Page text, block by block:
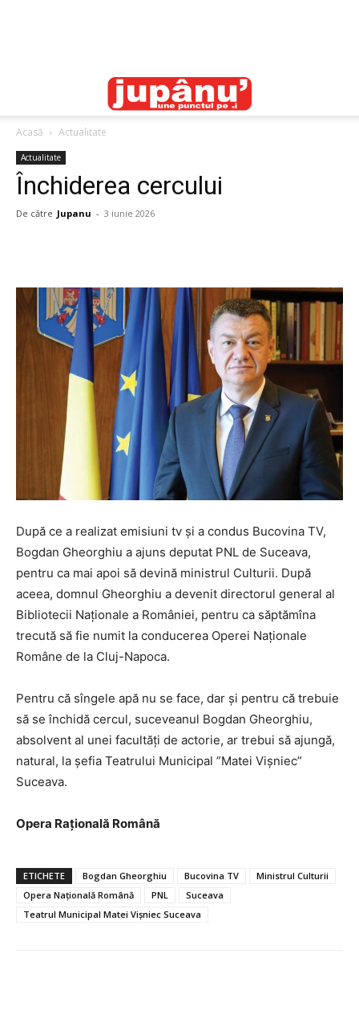
Acasă Actualitate
Actualitate
Închiderea cercului
De către Jupanu - 3 iunie 2026
După ce a realizat emisiuni tv și a condus Bucovina TV,
Bogdan Gheorghiu a ajuns deputat PNL de Suceava,
pentru ca mai apoi să devină ministrul Culturii. După
aceea, domnul Gheorghiu a devenit directorul general al
Bibliotecii Naționale a României, pentru ca săptămîna
trecută să fie numit la conducerea Operei Naționale
Române de la Cluj-Napoca.
Pentru că sîngele apă nu se face, dar și pentru că trebuie
să se închidă cercul, suceveanul Bogdan Gheorghiu,
absolvent al unei facultăți de actorie, ar trebui să ajungă,
natural, la șefia Teatrului Municipal ”Matei Vișniec”
Suceava.
Opera Rațională Română
ETICHETE Bogdan Gheorghiu Bucovina TV
Ministrul Culturii
Opera Națională Română
PNL
Suceava
Teatrul Municipal Matei Vișniec Suceava